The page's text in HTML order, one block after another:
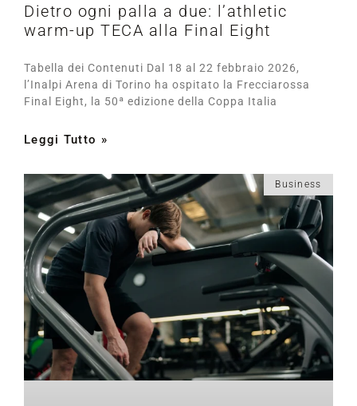
Dietro ogni palla a due: l’athletic
warm-up TECA alla Final Eight
Tabella dei Contenuti Dal 18 al 22 febbraio 2026,
l’Inalpi Arena di Torino ha ospitato la Frecciarossa
Final Eight, la 50ª edizione della Coppa Italia
Leggi Tutto »
Business